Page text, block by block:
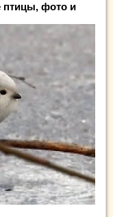
птицы, фото и